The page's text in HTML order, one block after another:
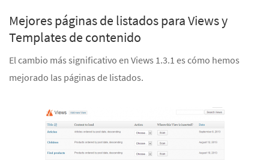
Mejores páginas de listados para Views y
Templates de contenido
El cambio más significativo en Views 1.3.1 es cómo hemos
mejorado las páginas de listados.